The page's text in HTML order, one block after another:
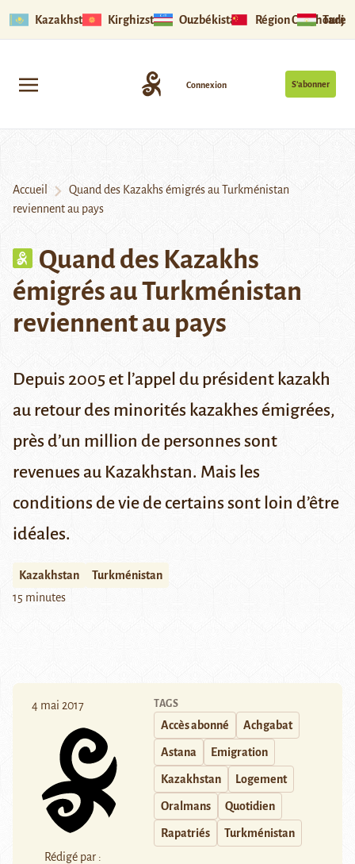
Kazakhstan Kirghizstan Ouzbékistan Région Ouïghoure
S’abonner
Connexion
Accueil
Quand des Kazakhs émigrés au Turkménistan
reviennent au pays
Quand des Kazakhs
émigrés au Turkménistan
reviennent au pays
Depuis 2005 et l’appel du président kazakh
au retour des minorités kazakhes émigrées,
près d’un million de personnes sont
revenues au Kazakhstan. Mais les
conditions de vie de certains sont loin d’être
idéales.
Kazakhstan
Turkménistan
15 minutes
4 mai 2017
Rédigé par :
TAGS
Accès abonné Achgabat
Astana Emigration
Kazakhstan Logement
Oralmans Quotidien
Rapatriés Turkménistan